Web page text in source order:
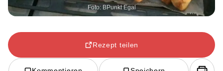
Foto: BPunkt Egal
Rezept teilen